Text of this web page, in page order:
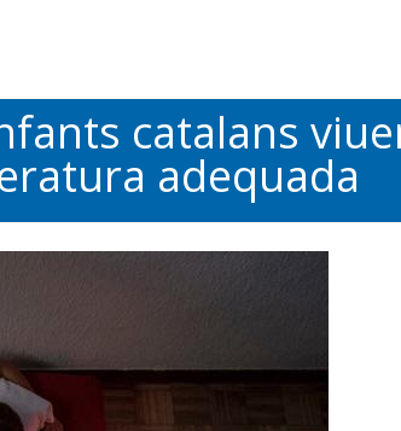
catalans
adequada